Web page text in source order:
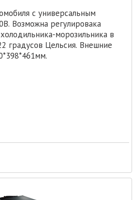
с универсальным
Возможна регулировака
морозильника в
градусов Цельсия. Внешние